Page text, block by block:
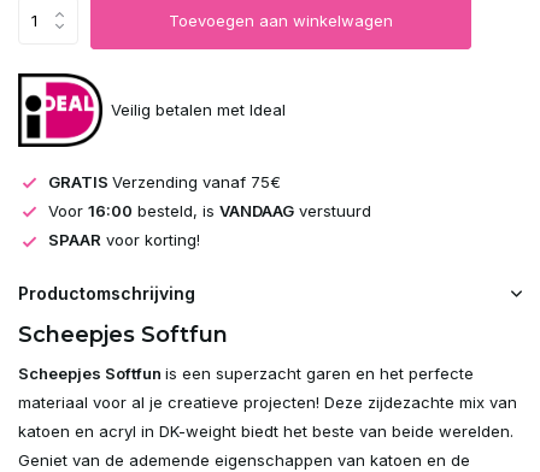
Toevoegen aan winkelwagen
Veilig betalen met Ideal
GRATIS Verzending vanaf 75€
Voor 16:00 besteld, is VANDAAG verstuurd
SPAAR voor korting!
Productomschrijving
Scheepjes Softfun
Scheepjes Softfun is een superzacht garen en het perfecte
materiaal voor al je creatieve projecten! Deze zijdezachte mix van
katoen en acryl in DK-weight biedt het beste van beide werelden.
Geniet van de ademende eigenschappen van katoen en de